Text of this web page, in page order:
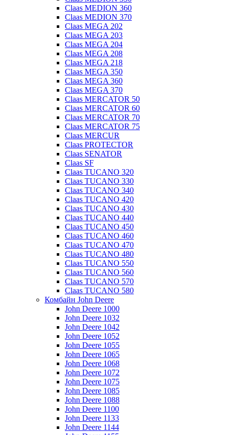
Claas MEDION 360
Claas MEDION 370
Claas MEGA 202
Claas MEGA 203
Claas MEGA 204
Claas MEGA 208
Claas MEGA 218
Claas MEGA 350
Claas MEGA 360
Claas MEGA 370
Claas MERCATOR 50
Claas MERCATOR 60
Claas MERCATOR 70
Claas MERCATOR 75
Claas MERCUR
Claas PROTECTOR
Claas SENATOR
Claas SF
Claas TUCANO 320
Claas TUCANO 330
Claas TUCANO 340
Claas TUCANO 420
Claas TUCANO 430
Claas TUCANO 440
Claas TUCANO 450
Claas TUCANO 460
Claas TUCANO 470
Claas TUCANO 480
Claas TUCANO 550
Claas TUCANO 560
Claas TUCANO 570
Claas TUCANO 580
Комбайн John Deere
John Deere 1000
John Deere 1032
John Deere 1042
John Deere 1052
John Deere 1055
John Deere 1065
John Deere 1068
John Deere 1072
John Deere 1075
John Deere 1085
John Deere 1088
John Deere 1100
John Deere 1133
John Deere 1144